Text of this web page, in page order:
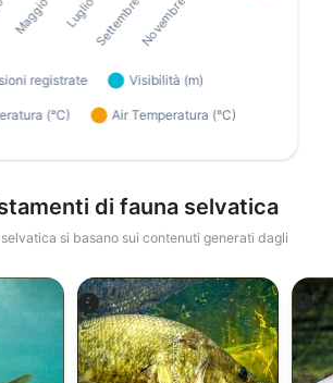
di fauna selvatica
si basano sui contenuti generati dagli